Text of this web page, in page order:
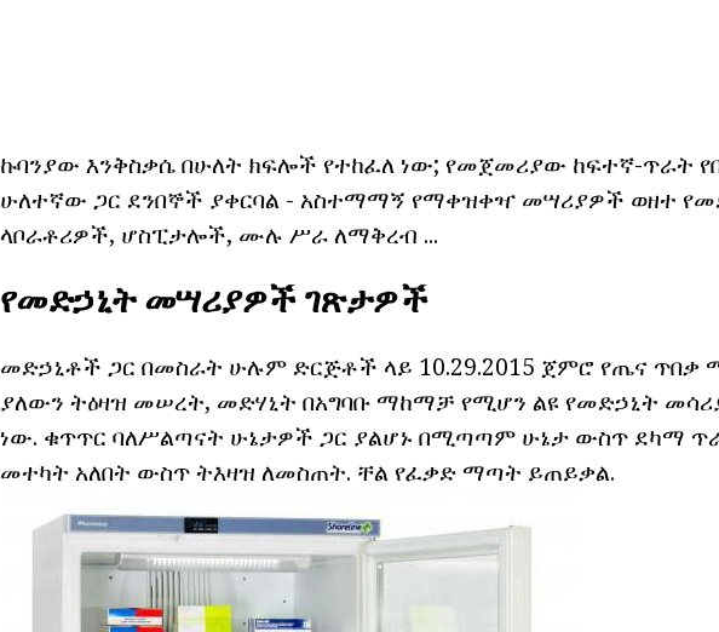
ኩባንያው እንቅስቃሴ በሁለት ክፍሎች የተከፈለ ነው; የመጀመሪያው ከፍተኛ-ጥራት
ሁለተኛው ጋር ደንበኞች ያቀርባል - አስተማማኝ የማቀዝቀዣ መሣሪያዎች ወዘተ
ላቦራቶሪዎች, ሆስፒታሎች, ሙሉ ሥራ ለማቅረብ ...
የመድኃኒት መሣሪያዎች ገጽታዎች
መድኃኒቶች ጋር በመስራት ሁሉም ድርጅቶች ላይ 10.29.2015 ጀምሮ የጤና ጥበቃ
ያለውን ትዕዛዝ መሠረት, መድሃኒት በአግባቡ ማከማቻ የሚሆን ልዩ የመድኃኒት
ነው. ቁጥጥር ባለሥልጣናት ሁኔታዎች ጋር ያልሆኑ በሚጣጣም ሁኔታ ውስጥ ደካማ
መተካት አለበት ውስጥ ትእዛዝ ለመስጠት. ቸል የፈቃድ ማጣት ይጠይቃል.